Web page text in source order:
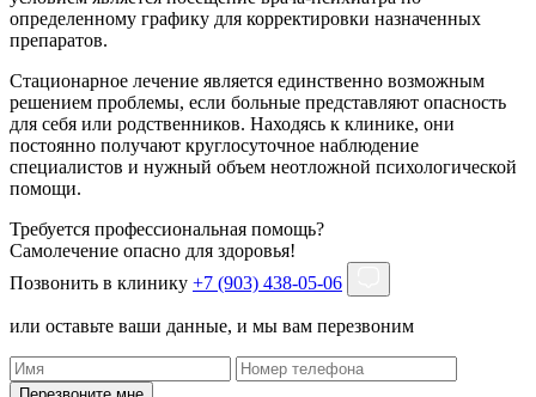
определенному графику для корректировки назначенных
препаратов.
Стационарное лечение является единственно возможным
решением проблемы, если больные представляют опасность
для себя или родственников. Находясь к клинике, они
постоянно получают круглосуточное наблюдение
специалистов и нужный объем неотложной психологической
помощи.
Требуется профессиональная помощь?
Самолечение опасно для здоровья!
Позвонить в клинику +7 (903) 438-05-06
или оставьте ваши данные, и мы вам перезвоним